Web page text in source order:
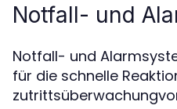
Notfall- und
Notfall- und
für die schnelle